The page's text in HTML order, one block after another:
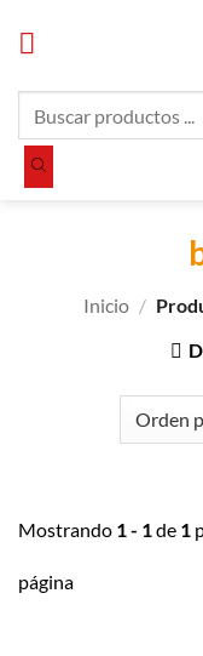
productos
Inicio /
Mostrando 1 - 1 de 1
página